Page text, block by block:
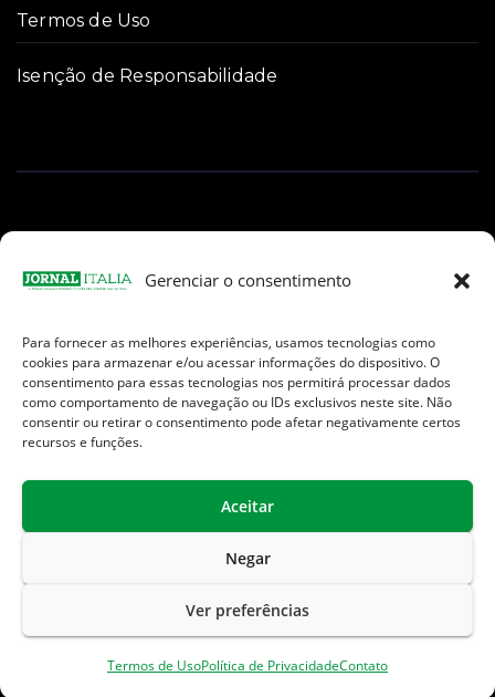
Gerenciar o consentimento
Para fornecer as melhores experiências, usamos tecnologias como
cookies para armazenar e/ou acessar informações do dispositivo. O
consentimento para essas tecnologias nos permitirá processar dados
como comportamento de navegação ou IDs exclusivos neste site. Não
consentir ou retirar o consentimento pode afetar negativamente certos
recursos e funções.
Aceitar
Negar
Ver preferências
Termos de UsoPolítica de PrivacidadeContato
Termos de Uso
Isenção de Responsabilidade
Facebook
Instagram
TikTokYoutube
E-
mail
Jornal Italia é uma Marca registrada internacionalmente da We
Communication.
Isenção de Responsabilidade